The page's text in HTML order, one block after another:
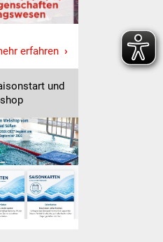
Schwäbischer Albtrauf
Industriekultur
Senioren
Stadtseniorenrat
Sommerwochen für
Ältere
erfahren
und